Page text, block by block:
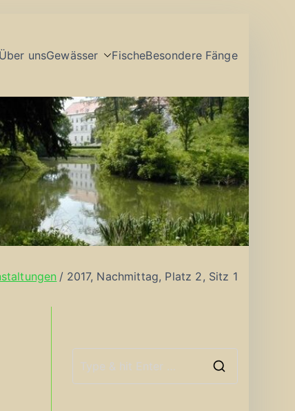
Über unsGewässer FischeBesondere Fänge
2017, Nachmittag, Platz 2, Sitz 1